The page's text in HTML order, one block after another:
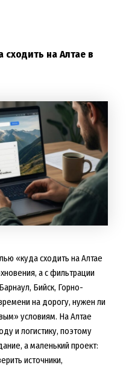
на Алтае в
«куда сходить на Алтае
а с фильтрации
Бийск, Горно-
на дорогу, нужен ли
условиям. На Алтае
и логистику, поэтому
а маленький проект:
источники,